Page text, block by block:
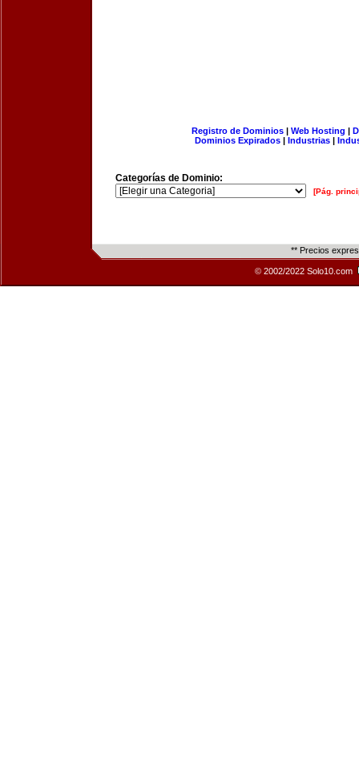
Registro de Dominios| Web Hosting |
Dominios Expirados | Industrias |
Categorías de Dominio:
[Pág.
** Precios
© 2002/2022 Solo10.com